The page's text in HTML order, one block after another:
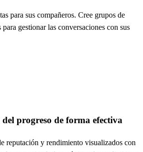
para sus compañeros. Cree grupos de
gestionar las conversaciones con sus
progreso de forma efectiva
reputación y rendimiento visualizados con